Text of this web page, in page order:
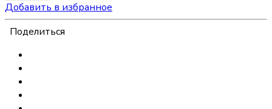
Добавить в избранное
Поделиться